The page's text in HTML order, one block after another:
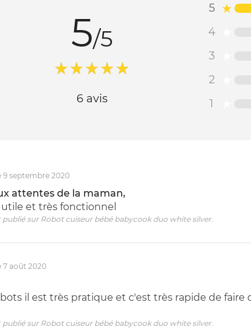
5/5
6 avis
5
4
3
2
1
9 septembre 2020
attentes de la maman,
et très fonctionnel
sur Robot cuiseur bébé babycook duo white silver.
7 août 2020
il est très pratique et c'est très rapide de faire
sur Robot cuiseur bébé babycook duo white silver.